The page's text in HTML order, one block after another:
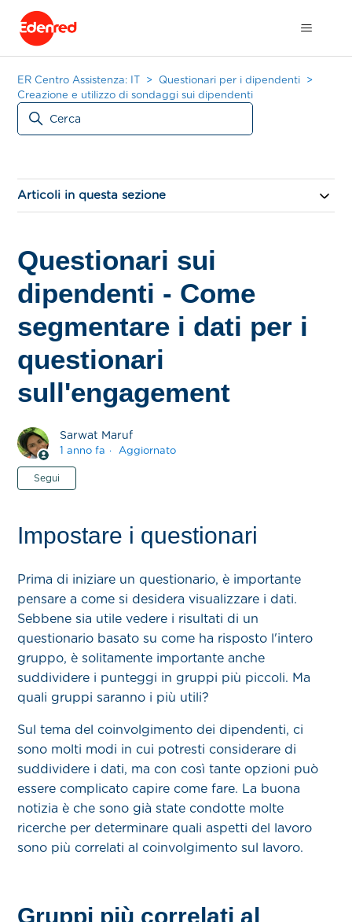
ER Centro Assistenza: IT
Questionari per i dipendenti
Creazione e utilizzo di sondaggi sui dipendenti
Articoli in questa sezione
Questionari sui
dipendenti - Come
segmentare i dati per i
questionari
sull'engagement
Sarwat Maruf
1 anno fa Aggiornato
Segui
Impostare i questionari
Prima di iniziare un questionario, è importante
pensare a come si desidera visualizzare i dati.
Sebbene sia utile vedere i risultati di un
questionario basato su come ha risposto l'intero
gruppo, è solitamente importante anche
suddividere i punteggi in gruppi più piccoli. Ma
quali gruppi saranno i più utili?
Sul tema del coinvolgimento dei dipendenti, ci
sono molti modi in cui potresti considerare di
suddividere i dati, ma con così tante opzioni può
essere complicato capire come fare. La buona
notizia è che sono già state condotte molte
ricerche per determinare quali aspetti del lavoro
sono più correlati al coinvolgimento sul lavoro.
Gruppi più correlati al